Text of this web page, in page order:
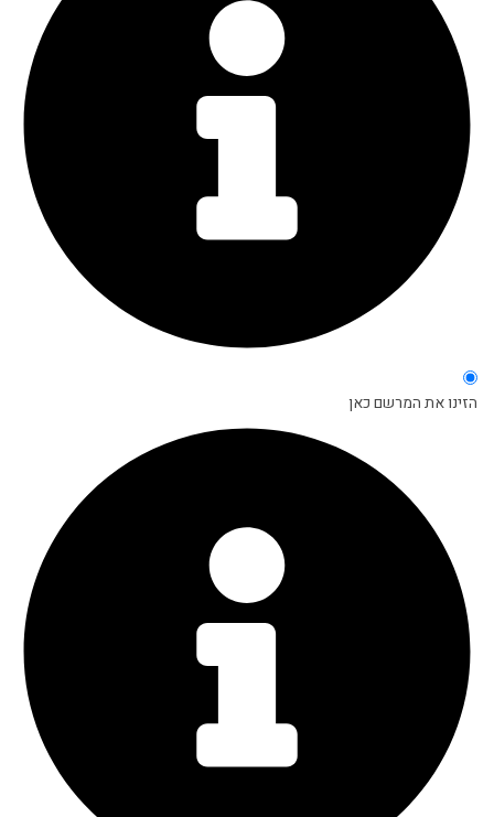
הזינו את המרשם כאן